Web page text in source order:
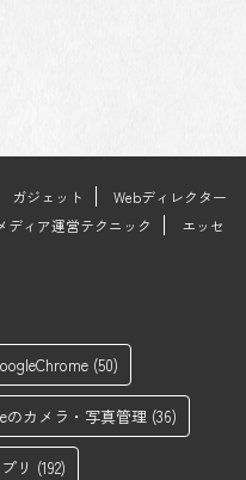
ガジェット
Webディレクター
ディア運営テクニック
エッセ
(50)
のカメラ・写真管理 (36)
リ (192)